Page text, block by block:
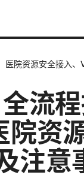
院资源安全接入
流
院资
注意